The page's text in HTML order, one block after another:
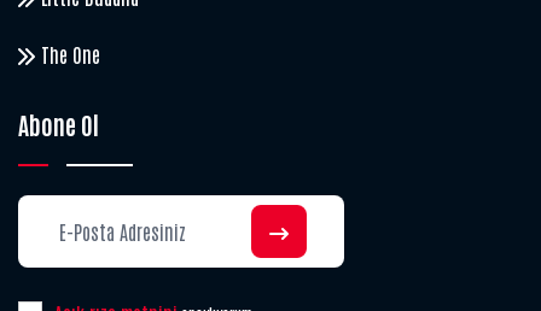
The One
Abone Ol